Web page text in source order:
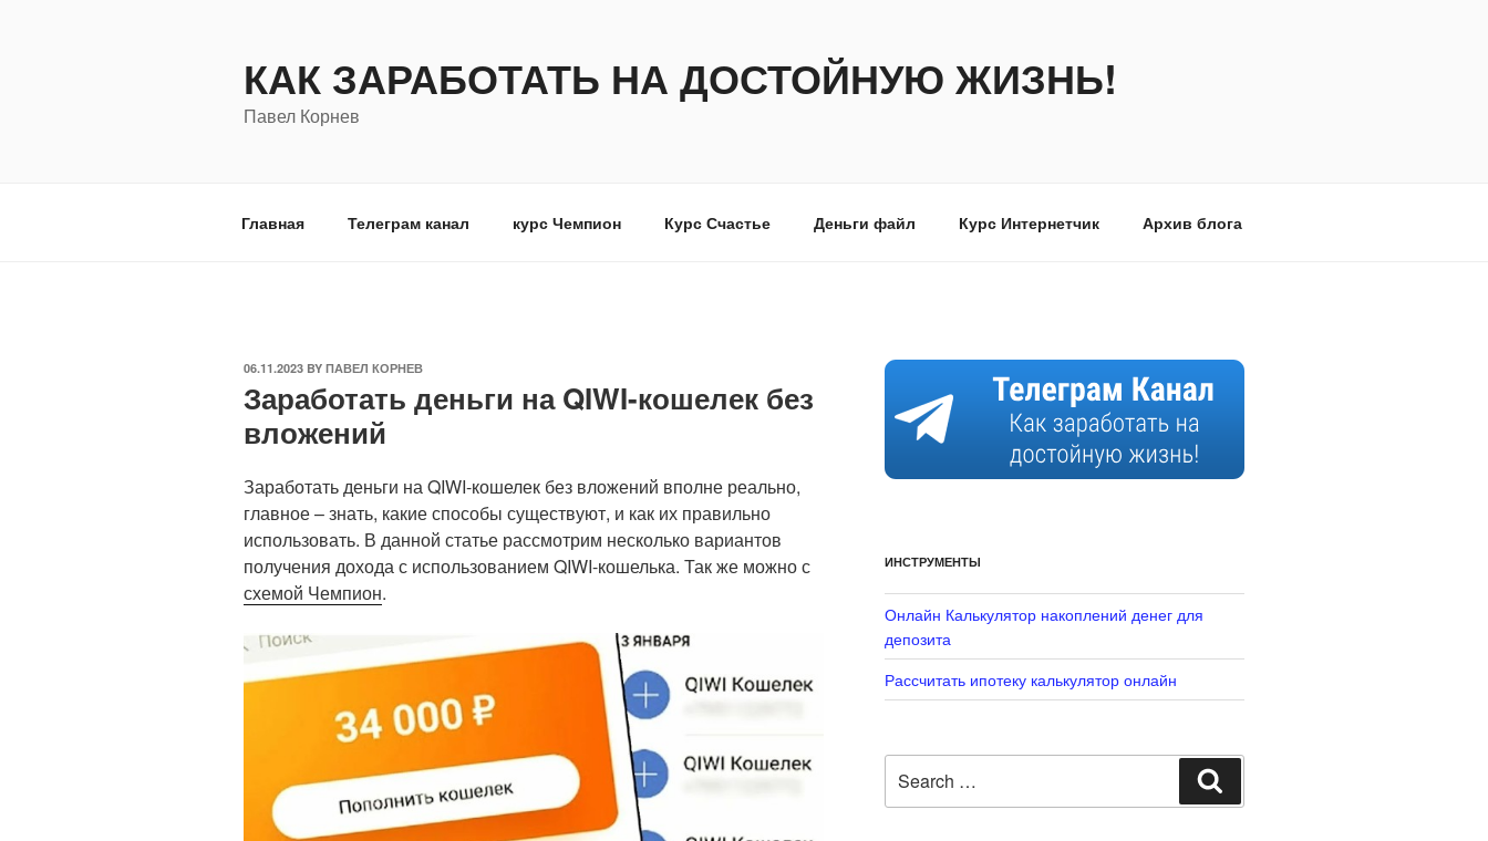
КАК ЗАРАБОТАТЬ НА ДОСТОЙНУЮ ЖИЗНЬ!
Павел Корнев
Главная Телеграм канал курс Чемпион Курс Счастье Деньги файл Курс Интернетчик Архив блога
POSTED
ON
06.11.2023 BY ПАВЕЛ КОРНЕВ
Заработать деньги на QIWI-кошелек без
вложений
Заработать деньги на QIWI-кошелек без вложений вполне реально,
главное – знать, какие способы существуют, и как их правильно
использовать. В данной статье рассмотрим несколько вариантов
получения дохода с использованием QIWI-кошелька. Так же можно с
схемой Чемпион.
ИНСТРУМЕНТЫ
Онлайн Калькулятор накоплений денег для
депозита
Рассчитать ипотеку калькулятор онлайн
for: